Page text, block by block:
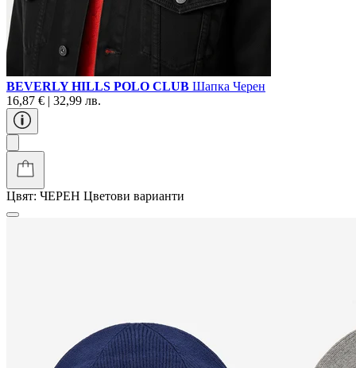
BEVERLY HILLS POLO CLUB Шапка Черен
16,87 € | 32,99 лв.
Цвят: ЧЕРЕН Цветови варианти